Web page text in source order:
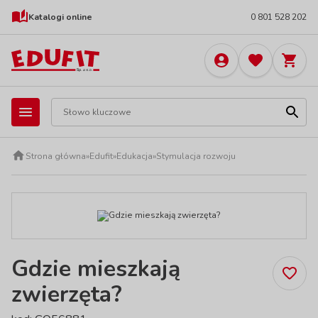
Katalogi online 0 801 528 202
Strona główna»Edufit»Edukacja»Stymulacja rozwoju
Gdzie mieszkają
zwierzęta?